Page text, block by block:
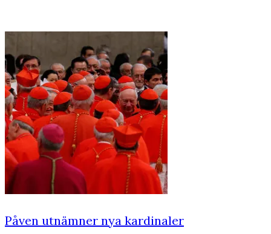
Påven utnämner nya kardinaler